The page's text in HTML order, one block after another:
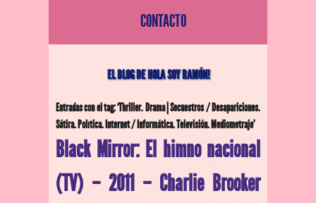
CONTACTO
EL BLOG DE HOLA SOY RAMÓN!
Entradas con el tag: ‘Thriller. Drama | Secuestros / Desapariciones.
Sátira. Política. Internet / Informática. Televisión. Mediometraje’
Black Mirror: El himno nacional
(TV) – 2011 – Charlie Brooker